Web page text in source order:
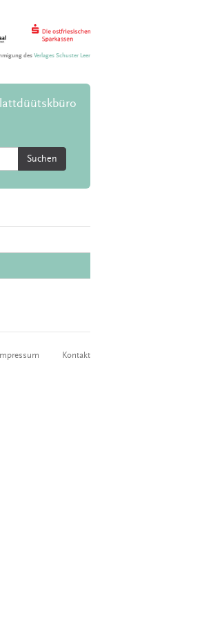
desVerlages Schuster Leer
Suchen
Impressum Kontakt